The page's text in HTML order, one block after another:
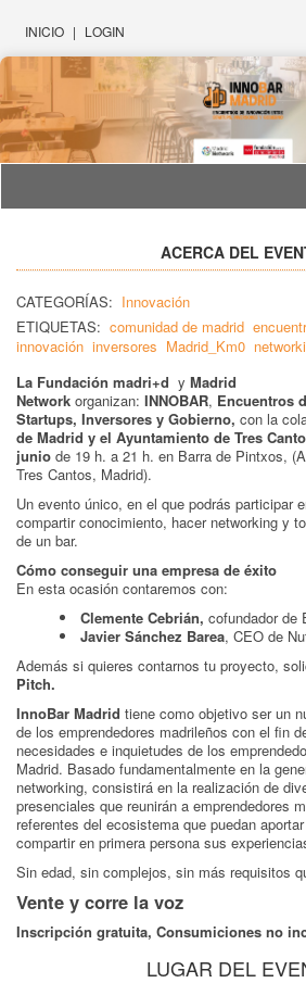
INICIO | LOGIN
ACERCA DEL
CATEGORÍAS: Innovación
ETIQUETAS: comunidad de madrid
innovación inversores Madrid_Km0
La Fundación madri+d y Madrid
Network organizan: INNOBAR, Encuentros
Startups, Inversores y Gobierno, con la
de Madrid y el Ayuntamiento de Tres
junio de 19 h. a 21 h. en Barra de Pintxos,
Tres Cantos, Madrid).
Un evento único, en el que podrás participar
compartir conocimiento, hacer networking y
de un bar.
Cómo conseguir una empresa de éxito
En esta ocasión contaremos con:
Clemente Cebrián, cofundador de
Javier Sánchez Barea, CEO de
Además si quieres contarnos tu proyecto,
Pitch.
InnoBar Madrid tiene como objetivo ser un
de los emprendedores madrileños con el fin
necesidades e inquietudes de los
Madrid. Basado fundamentalmente en la
networking, consistirá en la realización de
presenciales que reunirán a emprendedores
referentes del ecosistema que puedan
compartir en primera persona sus
Sin edad, sin complejos, sin más requisitos
Vente y corre la voz
Inscripción gratuita, Consumiciones no
LUGAR DEL